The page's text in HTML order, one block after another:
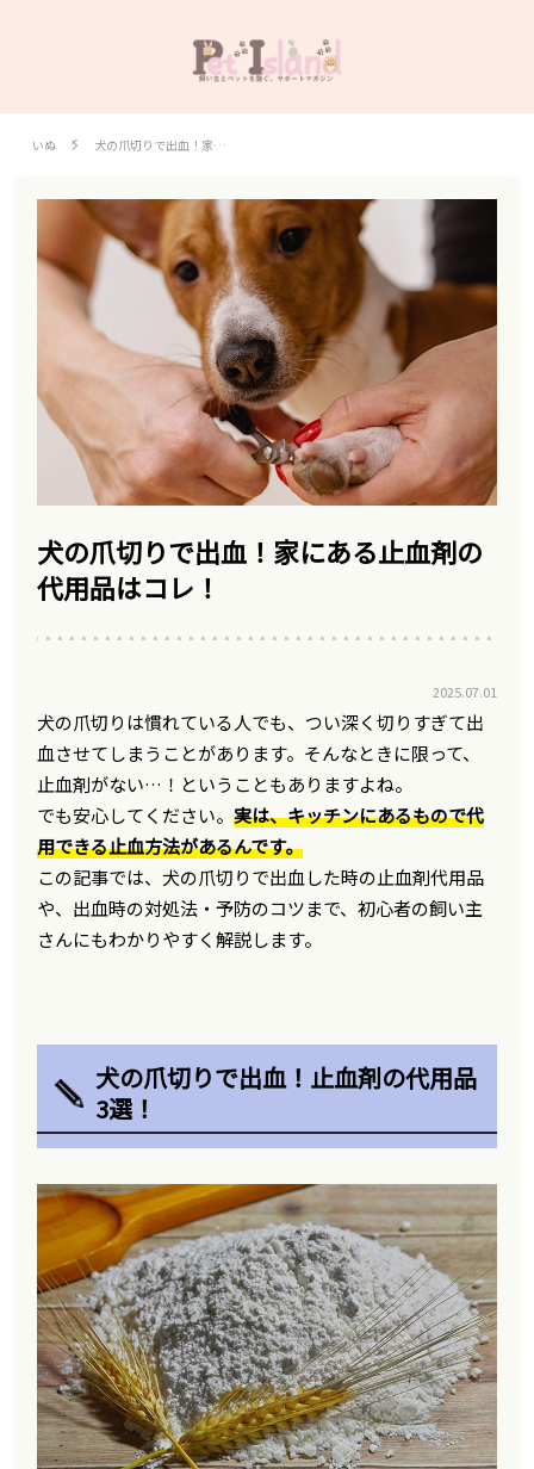
いぬ 犬の爪切りで出血！家…
犬の爪切りで出血！家にある止血剤の
代用品はコレ！
2025.07.01
犬の爪切りは慣れている人でも、つい深く切りすぎて出
血させてしまうことがあります。そんなときに限って、
止血剤がない…！ということもありますよね。
でも安心してください。実は、キッチンにあるもので代
用できる止血方法があるんです。
この記事では、犬の爪切りで出血した時の止血剤代用品
や、出血時の対処法・予防のコツまで、初心者の飼い主
さんにもわかりやすく解説します。
犬の爪切りで出血！止血剤の代用品
3選！